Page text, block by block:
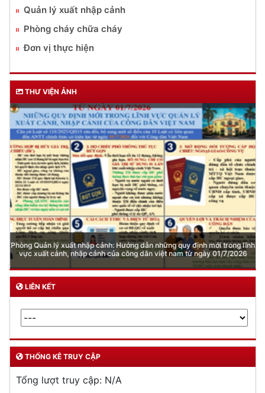
DỊCH VỤ CÔNG
Lĩnh vực quản lý vũ khí, vật liệu nổ, công cụ hỗ trợ
Đăng ký, quản lý phương tiện giao thông cơ giới
đường bộ
Cấp thẻ Căn cước công dân
Quản lý ngành nghề kinh doanh có điều kiện
Đăng ký, quản lý con dấu
Quản lý xuất nhập cảnh
Phòng cháy chữa cháy
Đơn vị thực hiện
THƯ VIỆN ẢNH